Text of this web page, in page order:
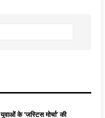
के ‘जस्टिस मोर्चा’ की